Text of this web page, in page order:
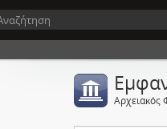
Αρχειακός